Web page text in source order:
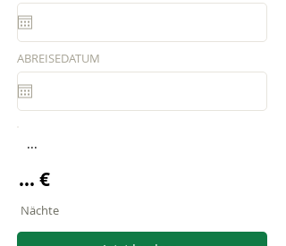
ABREISEDATUM
...
... €
Nächte